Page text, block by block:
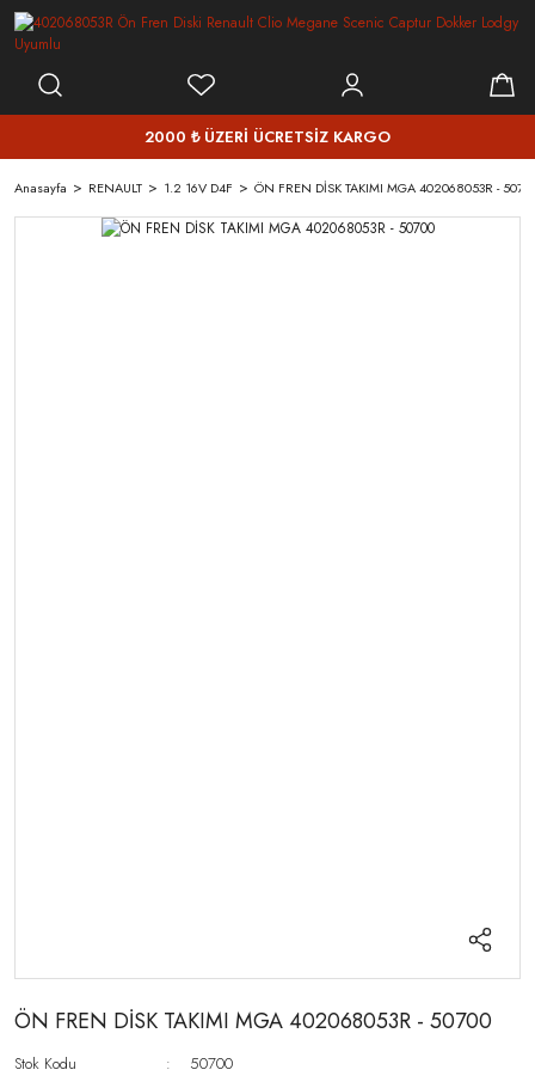
2000 ₺ ÜZERİ ÜCRETSİZ KARGO
Anasayfa RENAULT 1.2 16V D4F ÖN FREN DİSK TAKIMI MGA 402068053R -
ÖN FREN DİSK TAKIMI MGA 402068053R - 50700
Stok Kodu
50700